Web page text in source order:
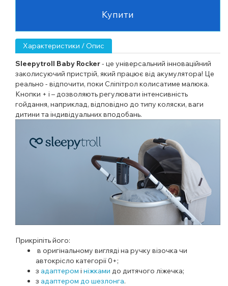
Купити
Характеристики / Опис
Sleepytroll Baby Rocker- це універсальний інноваційний
заколисуючий пристрій, який працює від акумулятора! Це
реально - відпочити, поки Сліпітрол колисатиме малюка.
Кнопки + і – дозволяють регулювати інтенсивність
гойдання, наприклад, відповідно до типу коляски, ваги
дитини та індивідуальних вподобань.
Прикріпіть його:
в оригінальному вигляді на ручку візочка чи
автокрісло категорії 0+;
з адаптером і ніжками до дитячого ліжечка;
з адаптером до шезлонга.